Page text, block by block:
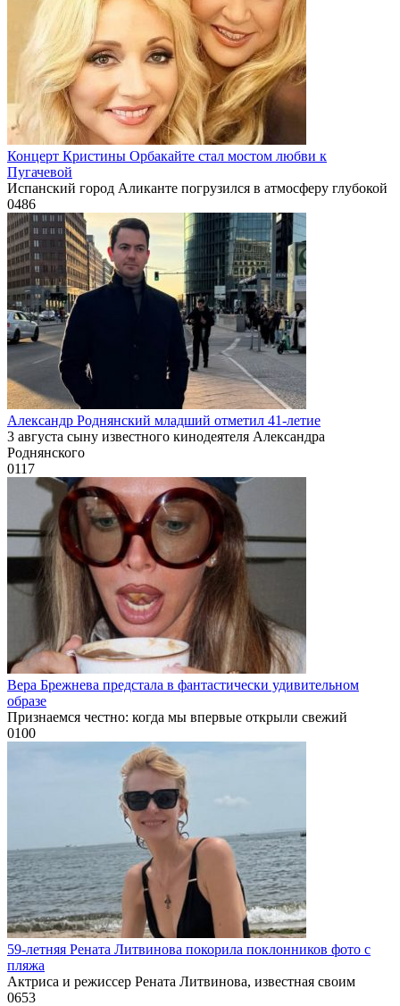
Концерт Кристины Орбакайте стал мостом любви к
Пугачевой
Испанский город Аликанте погрузился в атмосферу глубокой
0486
Александр Роднянский младший отметил 41-летие
3 августа сыну известного кинодеятеля Александра
Роднянского
0117
Вера Брежнева предстала в фантастически удивительном
образе
Признаемся честно: когда мы впервые открыли свежий
0100
59-летняя Рената Литвинова покорила поклонников фото с
пляжа
Актриса и режиссер Рената Литвинова, известная своим
0653